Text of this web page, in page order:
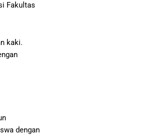
Fakultas
kaki.
dengan